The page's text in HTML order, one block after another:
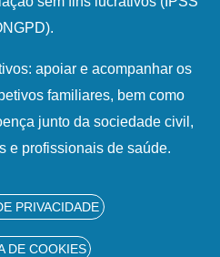
apoiar e acompanhar os
familiares, bem como
junto da sociedade civil,
e profissionais de saúde.
PRIVACIDADE
DE COOKIES